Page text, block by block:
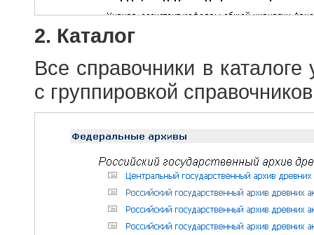
2. Каталог
Все справочники в
с группировкой